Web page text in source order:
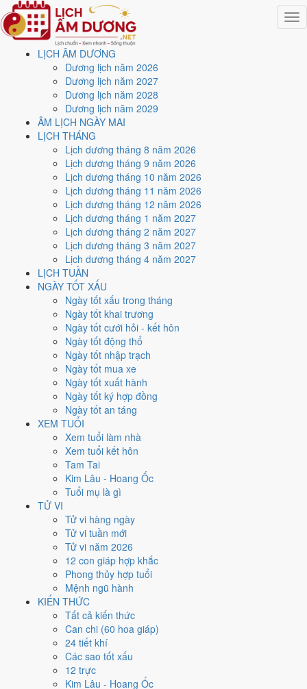
LỊCH ÂM DƯƠNG
Dương lịch năm 2026
Dương lịch năm 2027
Dương lịch năm 2028
Dương lịch năm 2029
ÂM LỊCH NGÀY MAI
LỊCH THÁNG
Lịch dương tháng 8 năm 2026
Lịch dương tháng 9 năm 2026
Lịch dương tháng 10 năm 2026
Lịch dương tháng 11 năm 2026
Lịch dương tháng 12 năm 2026
Lịch dương tháng 1 năm 2027
Lịch dương tháng 2 năm 2027
Lịch dương tháng 3 năm 2027
Lịch dương tháng 4 năm 2027
LỊCH TUẦN
NGÀY TỐT XẤU
Ngày tốt xấu trong tháng
Ngày tốt khai trương
Ngày tốt cưới hỏi - kết hôn
Ngày tốt động thổ
Ngày tốt nhập trạch
Ngày tốt mua xe
Ngày tốt xuất hành
Ngày tốt ký hợp đồng
Ngày tốt an táng
XEM TUỔI
Xem tuổi làm nhà
Xem tuổi kết hôn
Tam Tai
Kim Lâu - Hoang Ốc
Tuổi mụ là gì
TỬ VI
Tử vi hàng ngày
Tử vi tuần mới
Tử vi năm 2026
12 con giáp hợp khắc
Phong thủy hợp tuổi
Mệnh ngũ hành
KIẾN THỨC
Tất cả kiến thức
Can chi (60 hoa giáp)
24 tiết khí
Các sao tốt xấu
12 trực
Kim Lâu - Hoang Ốc
Trang chủ
Lịch năm 2026
Tháng 7/2026
Ngày 2/7/2026 (Đinh Sửu)
Xem ngày2/7/2026
lịch - Ngày 18/5 âm lịch
(Đinh Sửu) tốt hay xấu?
Ngày 2/7/2026 dương lịch (Thứ Năm) là ngày 18/5/2026 âm lịch
Đinh Sửu - Can sinh Chi, Trực Nguy, Sao Đẩu, nạp âm Giản
Hạ Thủy. Tổng hòa, đây làNgày Bình Hòavới điểm trung bình
cho các việc quan trọng. Giờ Hoàng Đạo trong ngày:
Thân, Tuất, Hợi.
Ngày Dương
Tháng 7 năm 2026
Tháng 5 âm năm 2026
Tiết Hạ Chí
Canh Tý
Bính Ngọ
Ngày Đinh Sửu có TrựcNguy (ngày nguy hiểm, đầy biến động) nhưng
Bảo Quang (Thiên Đức) hoàng đạo
5.1/10nên đây làNgày Bình Hòa
thường ngày.
Tỵ, Dậu, Týhợp ngày; tuổi
Ngày 2/7/2026 tốt hay xấu cho
việc gì?
Ngày 2/7/2026 đạt5.1/10
giếng - mở mương (7/10), thấp nhất là